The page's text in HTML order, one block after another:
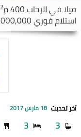
فيلا فيالرحاب 2
استلام فوري 5,000,000 ج
آخر تحديث 18 مارس 2017
3
3